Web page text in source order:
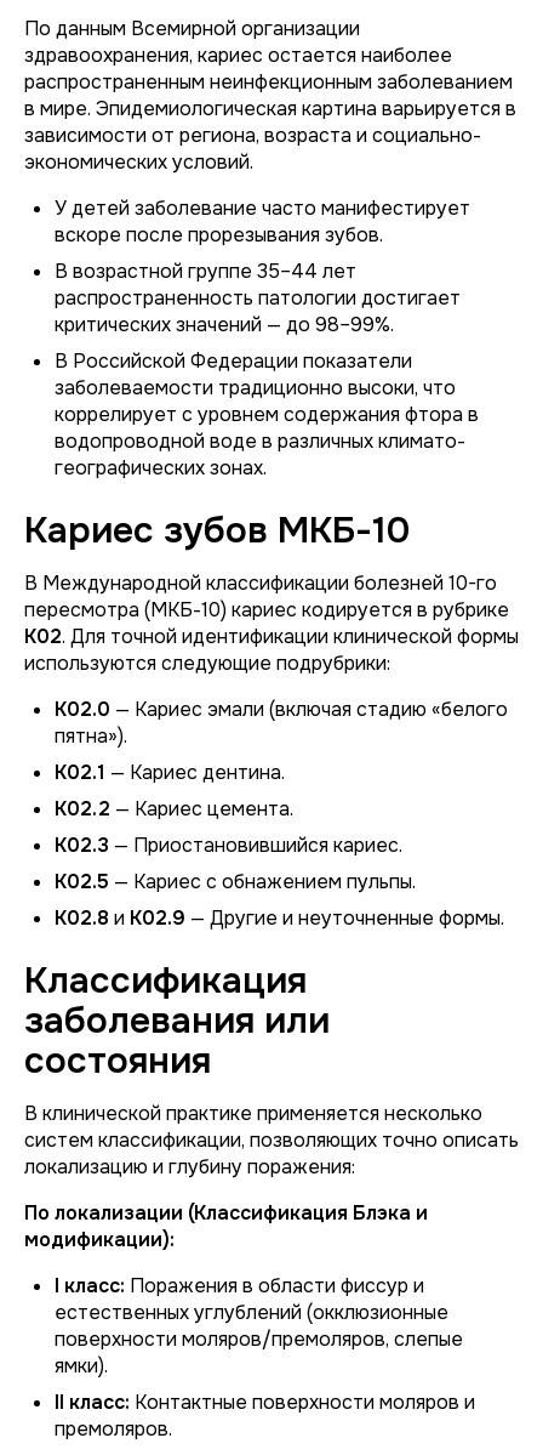
По данным Всемирной организации
здравоохранения, кариес остается наиболее
распространенным неинфекционным заболеванием
в мире. Эпидемиологическая картина варьируется в
зависимости от региона, возраста и социально-
экономических условий.
У детей заболевание часто манифестирует
вскоре после прорезывания зубов.
В возрастной группе 35–44 лет
распространенность патологии достигает
критических значений — до 98–99%.
В Российской Федерации показатели
заболеваемости традиционно высоки, что
коррелирует с уровнем содержания фтора в
водопроводной воде в различных климато-
географических зонах.
Кариес зубов МКБ-10
В Международной классификации болезней 10-го
пересмотра (МКБ-10) кариес кодируется в рубрике
K02. Для точной идентификации клинической формы
используются следующие подрубрики:
K02.0 — Кариес эмали (включая стадию «белого
пятна»).
K02.1 — Кариес дентина.
K02.2 — Кариес цемента.
K02.3 — Приостановившийся кариес.
K02.5 — Кариес с обнажением пульпы.
K02.8 и K02.9 — Другие и неуточненные формы.
Классификация
заболевания или
состояния
В клинической практике применяется несколько
систем классификации, позволяющих точно описать
локализацию и глубину поражения:
По локализации (Классификация Блэка и
модификации):
I класс: Поражения в области фиссур и
естественных углублений (окклюзионные
поверхности моляров/премоляров, слепые
ямки).
II класс: Контактные поверхности моляров и
премоляров.